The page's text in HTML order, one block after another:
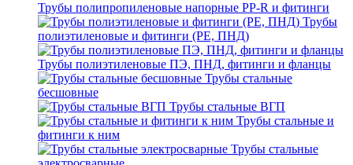
Трубы полипропиленовые напорные PP-R и фитинги
Трубы
полиэтиленовые и фитинги (PE, ПНД)
Трубы полиэтиленовые ПЭ, ПНД, фитинги и фланцы
Трубы стальные
бесшовные
Трубы стальные ВГП
Трубы стальные и
фитинги к ним
Трубы стальные